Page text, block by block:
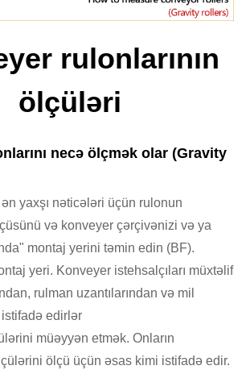
rulonlarının
ölçüləri
necə ölçmək olar (Gravity
yaxşı nəticələri üçün rulonun
və konveyer çərçivənizi və ya
montaj yerini təmin edin (BF).
yeri. Konveyer istehsalçıları müxtəlif
rulman uzantılarından və mil
edirlər
müəyyən etmək. Onların
ölçü üçün əsas kimi istifadə edir.